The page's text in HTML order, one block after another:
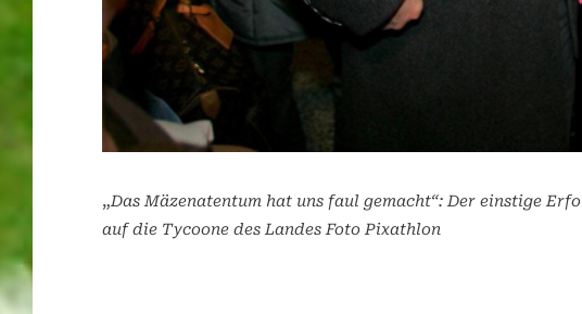
„Das Mäzenatentum hat uns faul gemacht“: Der einstige
auf die Tycoone des Landes Foto Pixathlon